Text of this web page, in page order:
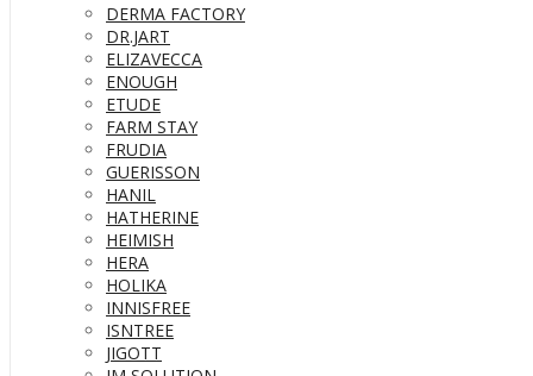
DERMA FACTORY
DR.JART
ELIZAVECCA
ENOUGH
ETUDE
FARM STAY
FRUDIA
GUERISSON
HANIL
HATHERINE
HEIMISH
HERA
HOLIKA
INNISFREE
ISNTREE
JIGOTT